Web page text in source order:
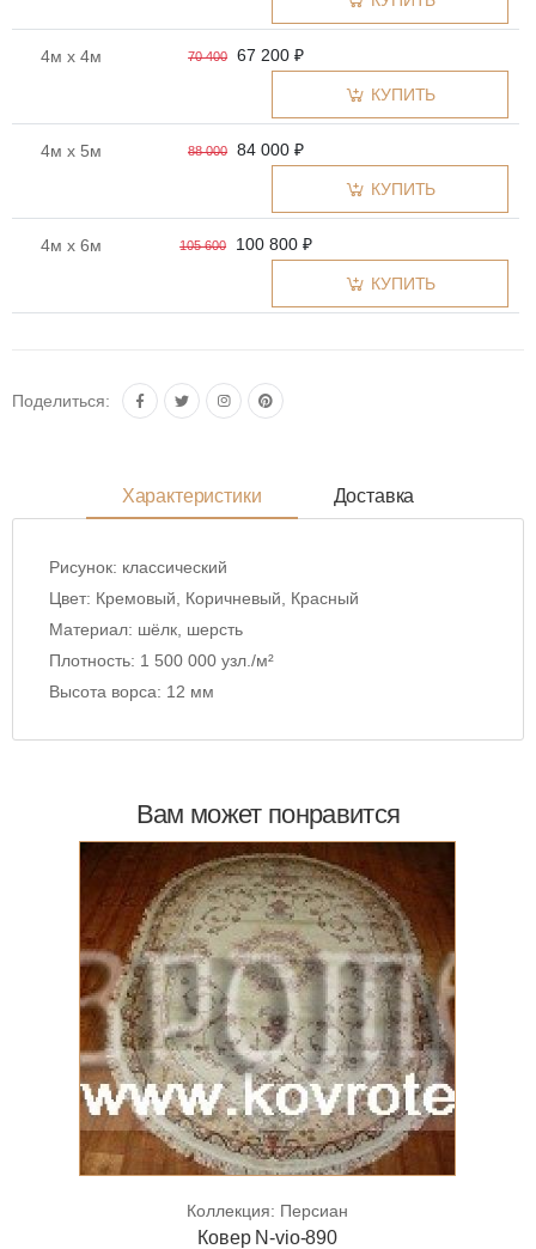
4м x 4м 70 400 67 200 ₽
КУПИТЬ
4м x 5м 88 000 84 000 ₽
КУПИТЬ
4м x 6м 105 600 100 800 ₽
КУПИТЬ
Поделиться:
Характеристики Доставка
Рисунок: классический
Цвет: Кремовый, Коричневый, Красный
Материал: шёлк, шерсть
Плотность: 1 500 000 узл./м²
Высота ворса: 12 мм
Вам может понравится
Коллекция: Персиан
Ковер N-vio-890